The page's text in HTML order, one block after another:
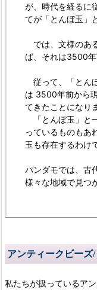
が、時代を経るに
てが「とんぼ玉」
では、文様のあ
ば、それは3500年
従って、「とん
は 3500年前から
てきたことになり
「とんぼ玉」と
っているものもあ
玉も存在するわけ
パンダモでは、古
様々な地域で見つ
アンティークビーズ
私たちが扱っているア